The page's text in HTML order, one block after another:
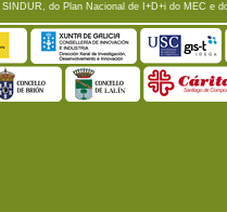
do Plan Nacional de I+D+i do MEC e